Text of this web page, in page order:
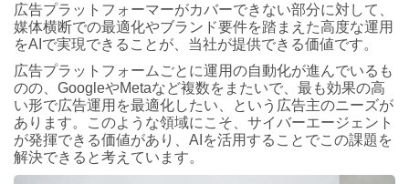
広告プラットフォーマーがカバーできない部分に対して、
媒体横断での最適化やブランド要件を踏まえた高度な運用
をAIで実現できることが、当社が提供できる価値です。
広告プラットフォームごとに運用の自動化が進んでいるも
のの、GoogleやMetaなど複数をまたいで、最も効果の高
い形で広告運用を最適化したい、という広告主のニーズが
あります。このような領域にこそ、サイバーエージェント
が発揮できる価値があり、AIを活用することでこの課題を
解決できると考えています。